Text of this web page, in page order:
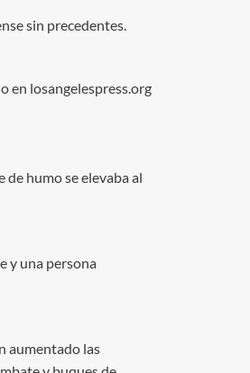
sin precedentes.
en losangelespress.org
de humo se elevaba al
y una persona
aumentado las